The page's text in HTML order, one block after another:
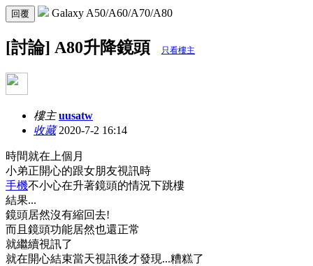
回覆 Galaxy A50/A60/A70/A80
[討論] A80升降鏡頭 只看樓主
樓主 uusatw
收藏2020-7-2 16:14
時間就在上個月
小弟正開心的跟女朋友視訊時
手機不小心在升著鏡頭的情況下跳樓
結果...
鏡頭居然沒有縮回去!
而且鏡頭功能居然也還正常
就繼續視訊了
就在開心結束當天視訊後才發現...糟糕了